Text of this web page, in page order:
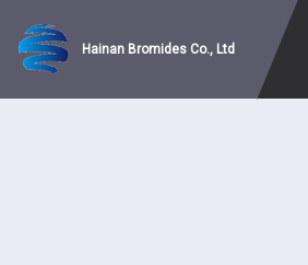
Hainan Bromides Co., Ltd